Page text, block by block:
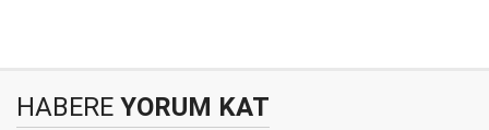
HABERE YORUM KAT